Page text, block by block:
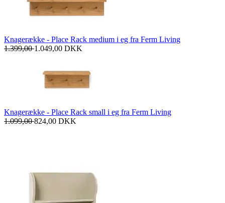
Knagerække - Place Rack medium i eg fra Ferm Living
1.399,001.049,00 DKK
Knagerække - Place Rack small i eg fra Ferm Living
1.099,00824,00 DKK